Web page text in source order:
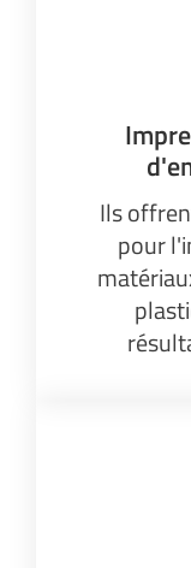
Ils
pour